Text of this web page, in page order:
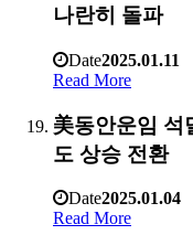
나란히 돌파
Date2025.01.11
Read More
美동안운임 석
도 상승 전환
Date2025.01.04
Read More